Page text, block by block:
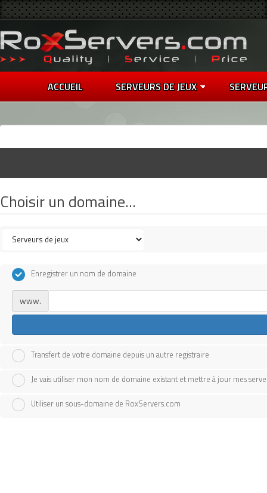
ACCUEIL SERVEURS DE JEUX
Choisir un domaine...
Enregistrer un nom de domaine
www.
Transfert de votre domaine depuis un autre registraire
Je vais utiliser mon nom de domaine existant et mettre à jour mes
Utiliser un sous-domaine de RoxServers.com